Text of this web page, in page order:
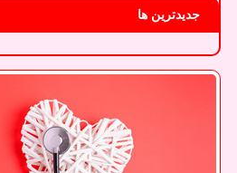
جدیدترین ها